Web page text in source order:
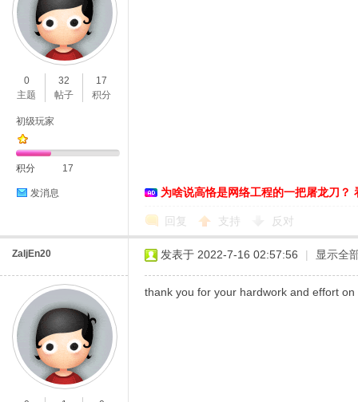
0
主题
32
帖子
17
积分
初级玩家
积分 17
发消息 为啥说高恪是网络工程的一把屠龙刀？
回复 支持 反对
ZaIjEn20 发表于 2022-7-16 02:57:56 | 显示全
thank you for your hardwork and effort